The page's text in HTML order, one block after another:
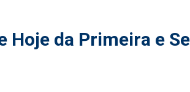
da Primeira e